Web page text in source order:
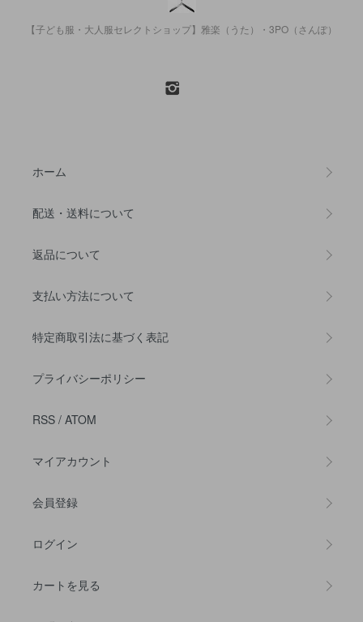
【子ども服・大人服セレクトショップ】雅楽（うた）・3PO（さんぽ）
ホーム
配送・送料について
返品について
支払い方法について
特定商取引法に基づく表記
プライバシーポリシー
RSS / ATOM
マイアカウント
会員登録
ログイン
カートを見る